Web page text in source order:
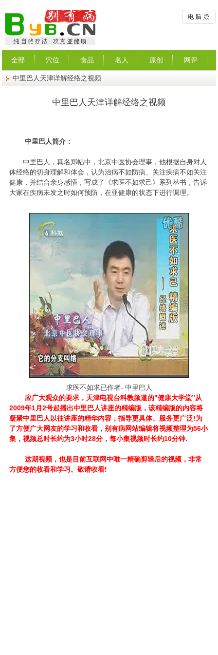
全部 穴位 食品 名人 原创 网评
中里巴人天津详解经络之视频
中里巴人天津详解经络之视频
中里巴人简介：
中里巴人，真名郑幅中，北京中医协会理事，他根据自身对人
体经络的切身理解和体会，认为治病不如防病、关注疾病不如关注
健康，并结合亲身感悟，写成了《求医不如求己》系列丛书，告诉
大家在疾病未发之时如何预防，在亚健康的状态下进行调理。
求医不如求已作者- 中里巴人
应广大观众的要求，天津电视台科教频道的"健康大学堂”从
2009年1月2号起播出中里巴人讲座的精编版，该精编版的内容将
凝聚中里巴人以往讲座的精华内容，指导更具体、服务更广泛!为
了方便广大网友的学习和收看，别有病网站编辑将视频整理为56小
集，视频总时长约为3小时28分，每小集视频时长约10分钟.
这期视频，也是目前互联网中唯一精确剪辑后的视频，非常
方便您的收看和学习。敬请收看!